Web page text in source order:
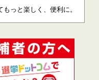
もっと楽しく、便利に。